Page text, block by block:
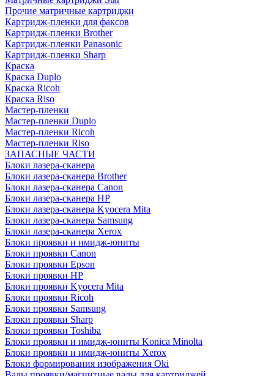
Прочие матричные картриджи
Картридж-пленки для факсов
Картридж-пленки Brother
Картридж-пленки Panasonic
Картридж-пленки Sharp
Краска
Краска Duplo
Краска Ricoh
Краска Riso
Мастер-пленки
Мастер-пленки Duplo
Мастер-пленки Ricoh
Мастер-пленки Riso
ЗАПАСНЫЕ ЧАСТИ
Блоки лазера-сканера
Блоки лазера-сканера Brother
Блоки лазера-сканера Canon
Блоки лазера-сканера HP
Блоки лазера-сканера Kyocera Mita
Блоки лазера-сканера Samsung
Блоки лазера-сканера Xerox
Блоки проявки и имидж-юниты
Блоки проявки Canon
Блоки проявки Epson
Блоки проявки HP
Блоки проявки Kyocera Mita
Блоки проявки Ricoh
Блоки проявки Samsung
Блоки проявки Sharp
Блоки проявки Toshiba
Блоки проявки и имидж-юниты Konica Minolta
Блоки проявки и имидж-юниты Xerox
Блоки формирования изображения Oki